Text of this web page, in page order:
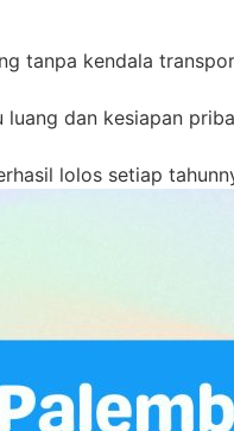
tanpa kendala
dan kesiapan
lolos setiap